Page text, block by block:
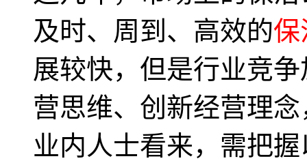
及时、周到、高效的保
展较快，但是行业竞
营思维、创新经营理
业内人士看来，需把